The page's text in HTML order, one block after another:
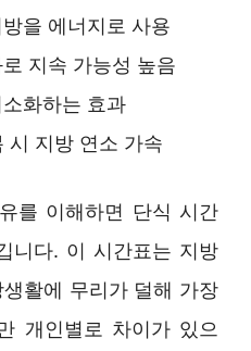
을 에너지로 사용
지속 가능성 높음
화하는 효과
시 지방 연소 가속
를 이해하면 단식 시간
니다. 이 시간표는 지방
활에 무리가 덜해 가장
개인별로 차이가 있으